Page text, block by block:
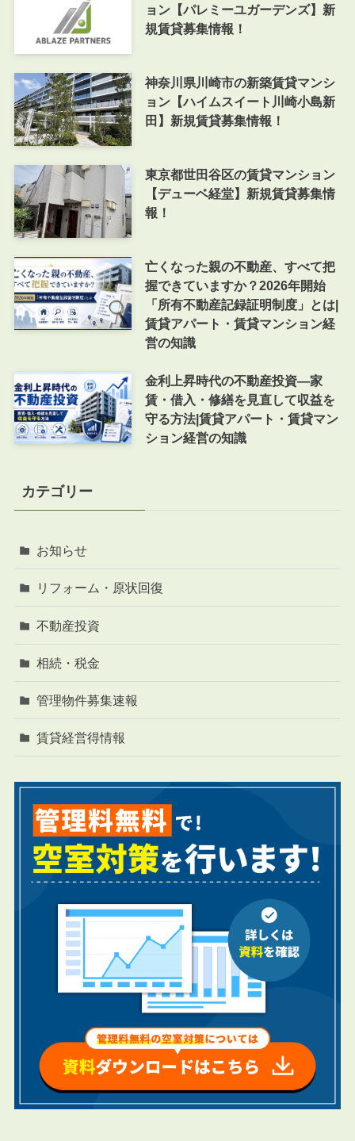
ョン【パレミーユガーデンズ】新
規賃貸募集情報！
神奈川県川崎市の新築賃貸マンシ
ョン【ハイムスイート川崎小島新
田】新規賃貸募集情報！
東京都世田谷区の賃貸マンション
【デューベ経堂】新規賃貸募集情
報！
亡くなった親の不動産、すべて把
握できていますか？2026年開始
「所有不動産記録証明制度」とは|
賃貸アパート・賃貸マンション経
営の知識
金利上昇時代の不動産投資―家
賃・借入・修繕を見直して収益を
守る方法|賃貸アパート・賃貸マン
ション経営の知識
カテゴリー
お知らせ
リフォーム・原状回復
不動産投資
相続・税金
管理物件募集速報
賃貸経営得情報